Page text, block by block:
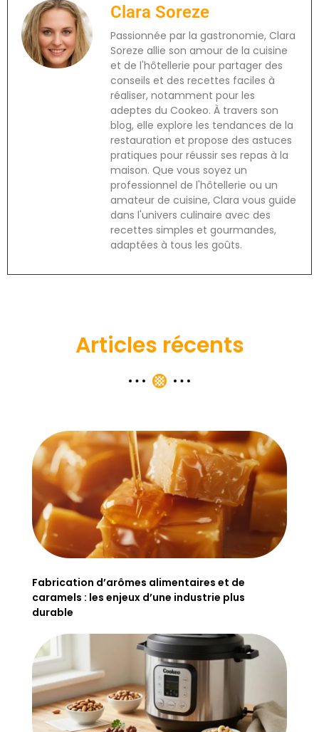
Clara Soreze
Passionnée par la gastronomie, Clara
Soreze allie son amour de la cuisine
et de l'hôtellerie pour partager des
conseils et des recettes faciles à
réaliser, notamment pour les
adeptes du Cookeo. À travers son
blog, elle explore les tendances de la
restauration et propose des astuces
pratiques pour réussir ses repas à la
maison. Que vous soyez un
professionnel de l'hôtellerie ou un
amateur de cuisine, Clara vous guide
dans l'univers culinaire avec des
recettes simples et gourmandes,
adaptées à tous les goûts.
Articles récents
Fabrication d’arômes alimentaires et de
caramels : les enjeux d’une industrie plus
durable